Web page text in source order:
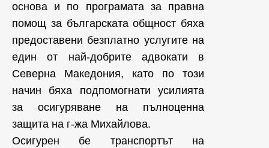
основа и по програмата за правна
помощ за българската общност бяха
предоставени безплатно услугите на
един от най-добрите адвокати в
Северна Македония, като по този
начин бяха подпомогнати усилията
за осигуряване на пълноценна
защита на г-жа Михайлова.
Осигурен бе транспортът на